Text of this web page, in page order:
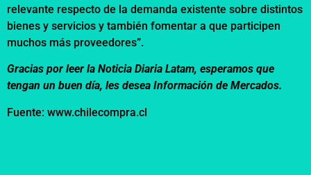
relevante respecto de la demanda existente sobre distintos
bienes y servicios y también fomentar a que participen
muchos más proveedores”.
Gracias por leer la Noticia Diaria Latam, esperamos que
tengan un buen día, les desea Información de Mercados.
Fuente: www.chilecompra.cl